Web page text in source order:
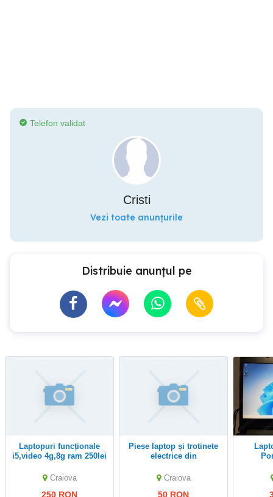
Telefon validat
Cristi
Vezi toate anunțurile
Distribuie anunțul pe
laptopuri funcționale
i5,video 4g,8g ram 250lei
lei,tel
Craiova
250 RON
piese laptop și trotinete
electrice din
modele,sunați dacă
Craiova
50 RON
Laptop Dynabook